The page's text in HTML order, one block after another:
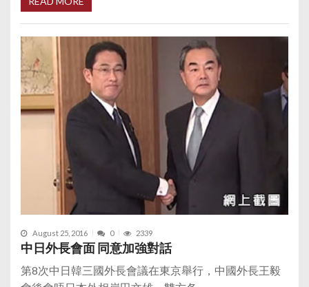
August 25, 2016 0 2339
中日外長會面 同意加強對話
第8次中日韓三國外長會議在東京舉行，中國外長王毅